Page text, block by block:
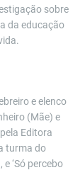
sobre
da educação
e elenco
(Mãe) e
Editora
turma do
‘Só percebo